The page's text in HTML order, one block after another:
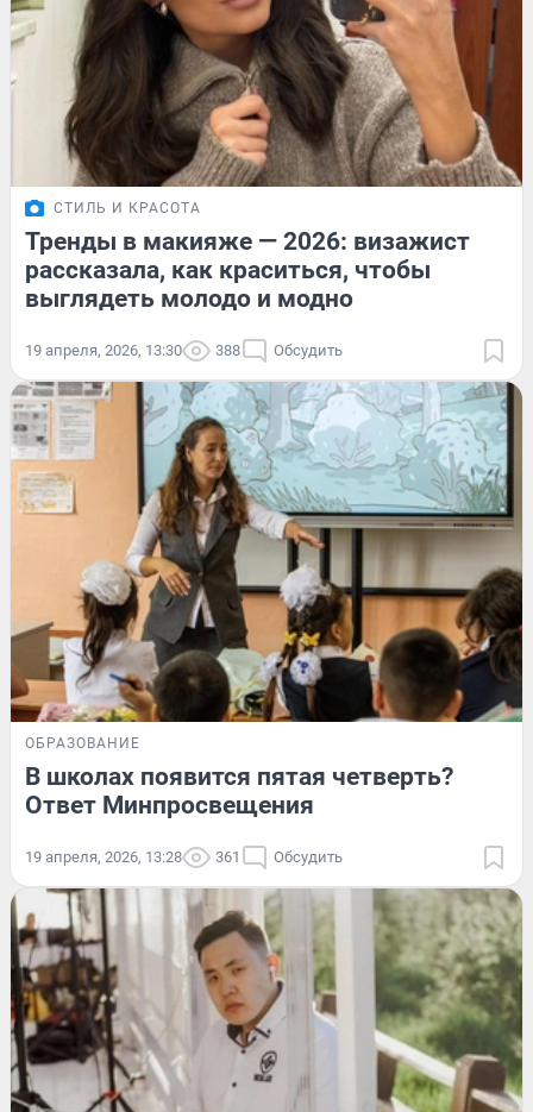
СТИЛЬ И КРАСОТА
Тренды в макияже — 2026: визажист
рассказала, как краситься, чтобы
выглядеть молодо и модно
19 апреля, 2026, 13:30 388 Обсудить
ОБРАЗОВАНИЕ
В школах появится пятая четверть?
Ответ Минпросвещения
19 апреля, 2026, 13:28 361 Обсудить